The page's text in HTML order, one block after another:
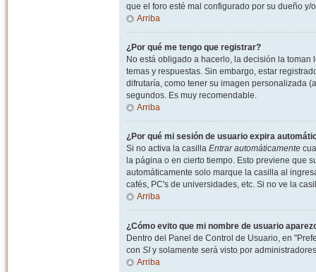
que el foro esté mal configurado por su dueño
Arriba
¿Por qué me tengo que registrar?
No está obligado a hacerlo, la decisión la
temas y respuestas. Sin embargo, estar
difrutaría, como tener su imagen personalizada
segundos. Es muy recomendable.
Arriba
¿Por qué mi sesión de usuario expira
Si no activa la casilla Entrar automáticamente
la página o en cierto tiempo. Esto previene que
automáticamente solo marque la casilla al
cafés, PC's de universidades, etc. Si no ve la
Arriba
¿Cómo evito que mi nombre de usuario
Dentro del Panel de Control de Usuario, en
con SIy solamente será visto por
Arriba